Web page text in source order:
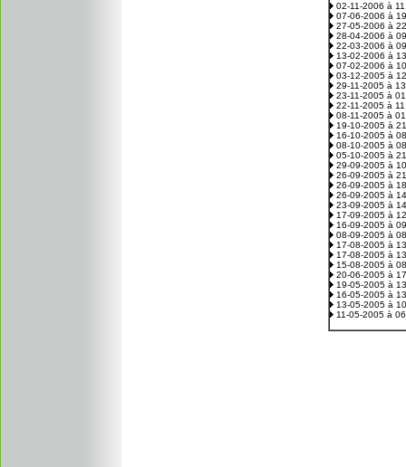
02-11-2006 à
07-06-2006 à
27-05-2006 à
28-04-2006 à
22-03-2006 à
13-02-2006 à
07-02-2006 à
03-12-2005 à
29-11-2005 à
23-11-2005 à
22-11-2005 à
08-11-2005 à
19-10-2005 à
16-10-2005 à
08-10-2005 à
05-10-2005 à
29-09-2005 à
26-09-2005 à
26-09-2005 à
26-09-2005 à
23-09-2005 à
17-09-2005 à
16-09-2005 à
08-09-2005 à
17-08-2005 à
17-08-2005 à
15-08-2005 à
20-06-2005 à
19-05-2005 à
16-05-2005 à
13-05-2005 à
11-05-2005 à